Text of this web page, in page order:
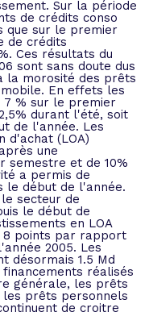
Sur la période
de crédits conso
que sur le premier
de crédits
Ces résultats du
sont sans doute dus
la morosité des prêts
En effets les
7 % sur le premier
durant l'été, soit
de l'année. Les
d'achat (LOA)
une
semestre et de 10%
a permis de
le début de l'année.
secteur de
le début de
en LOA
8 points par rapport
2005. Les
désormais 1.5 Md
réalisés
générale, les prêts
prêts personnels
de croitre